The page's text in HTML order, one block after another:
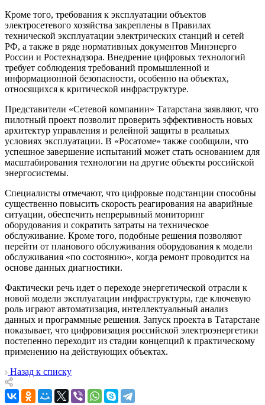
Кроме того, требования к эксплуатации объектов
электросетевого хозяйства закреплены в Правилах
технической эксплуатации электрических станций и сетей
РФ, а также в ряде нормативных документов Минэнерго
России и Ростехнадзора. Внедрение цифровых технологий
требует соблюдения требований промышленной и
информационной безопасности, особенно на объектах,
относящихся к критической инфраструктуре.
Представители «Сетевой компании» Татарстана заявляют, что
пилотный проект позволит проверить эффективность новых
архитектур управления и релейной защиты в реальных
условиях эксплуатации. В «Росатоме» также сообщили, что
успешное завершение испытаний может стать основанием для
масштабирования технологии на другие объекты российской
энергосистемы.
Специалисты отмечают, что цифровые подстанции способны
существенно повысить скорость реагирования на аварийные
ситуации, обеспечить непрерывный мониторинг
оборудования и сократить затраты на техническое
обслуживание. Кроме того, подобные решения позволяют
перейти от планового обслуживания оборудования к модели
обслуживания «по состоянию», когда ремонт проводится на
основе данных диагностики.
Фактически речь идет о переходе энергетической отрасли к
новой модели эксплуатации инфраструктуры, где ключевую
роль играют автоматизация, интеллектуальный анализ
данных и программные решения. Запуск проекта в Татарстане
показывает, что цифровизация российской электроэнергетики
постепенно переходит из стадии концепций к практическому
применению на действующих объектах.
Назад к списку